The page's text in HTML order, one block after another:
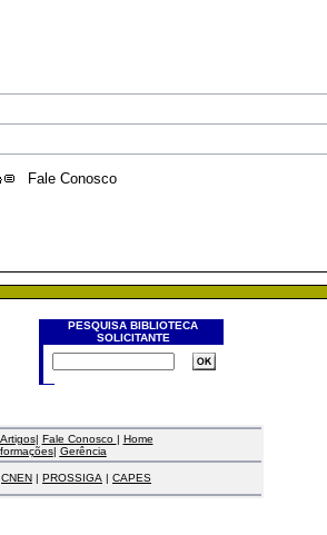
Fale Conosco
PESQUISA BIBLIOTECA
SOLICITANTE
Artigos| Fale Conosco | Home
| Gerência
CNEN | PROSSIGA | CAPES